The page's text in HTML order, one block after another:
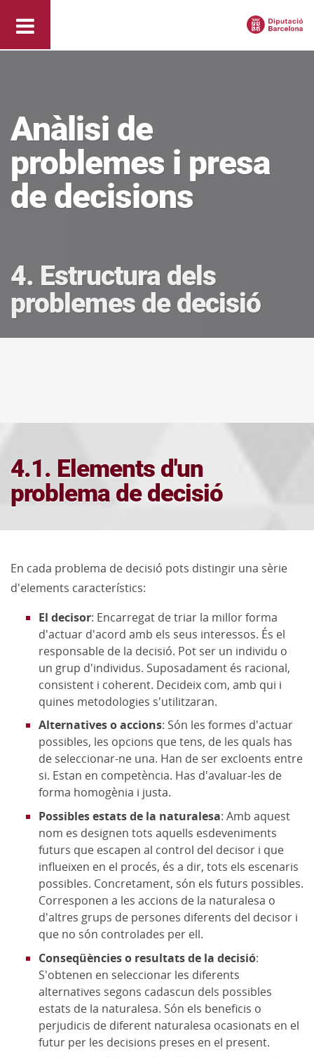
Anàlisi de
problemes i presa
de decisions
4. Estructura dels
problemes de decisió
4.1. Elements d'un
problema de decisió
En cada problema de decisió pots distingir una sèrie
d'elements característics:
El decisor: Encarregat de triar la millor forma
d'actuar d'acord amb els seus interessos. És el
responsable de la decisió. Pot ser un individu o
un grup d'individus. Suposadament és racional,
consistent i coherent. Decideix com, amb qui i
quines metodologies s'utilitzaran.
Alternatives o accions: Són les formes d'actuar
possibles, les opcions que tens, de les quals has
de seleccionar-ne una. Han de ser excloents entre
si. Estan en competència. Has d'avaluar-les de
forma homogènia i justa.
Possibles estats de la naturalesa: Amb aquest
nom es designen tots aquells esdeveniments
futurs que escapen al control del decisor i que
influeixen en el procés, és a dir, tots els escenaris
possibles. Concretament, són els futurs possibles.
Corresponen a les accions de la naturalesa o
d'altres grups de persones diferents del decisor i
que no són controlades per ell.
Conseqüències o resultats de la decisió:
S'obtenen en seleccionar les diferents
alternatives segons cadascun dels possibles
estats de la naturalesa. Són els beneficis o
perjudicis de diferent naturalesa ocasionats en el
futur per les decisions preses en el present.